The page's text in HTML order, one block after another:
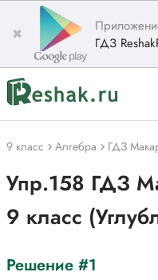
✖
ГДЗ
9 класс Алгебра ГДЗ
Упр.158 ГДЗ
9 класс
Решение #1